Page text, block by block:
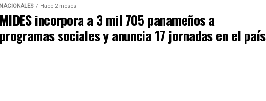
NACIONALES Hace 2 meses
MIDES incorpora a 3 mil 705 panameños a
programas sociales y anuncia 17 jornadas en el país